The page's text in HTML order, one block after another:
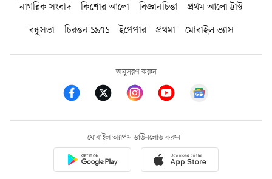
নাগরিক সংবাদ কিশোর আলো বিজ্ঞানচিন্তা
প্রথম আলো ট্রাস্ট
বন্ধুসভা
চিরন্তন ১৯৭১ ইপেপার প্রথমা মোবাইল ভ্যাস
অনুসরণ করুন
মোবাইল অ্যাপস ডাউনলোড করুন